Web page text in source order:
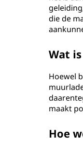
die de
Wat
Hoewel
maakt
Hoe